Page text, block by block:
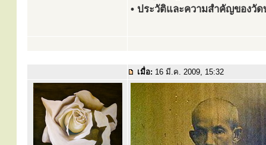
• ประวัติและความสำคัญของวัด
เมื่อ: 16 มี.ค. 2009, 15:32